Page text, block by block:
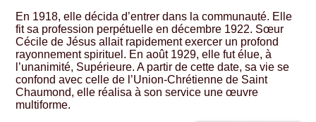
En 1918, elle décida d’entrer dans la communauté. Elle
fit sa profession perpétuelle en décembre 1922. Sœur
Cécile de Jésus allait rapidement exercer un profond
rayonnement spirituel. En août 1929, elle fut élue, à
l’unanimité, Supérieure. A partir de cette date, sa vie se
confond avec celle de l’Union-Chrétienne de Saint
Chaumond, elle réalisa à son service une œuvre
multiforme.